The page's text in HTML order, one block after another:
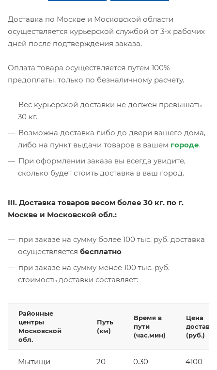
Доставка по Москве и Московской области
осуществляется курьерской службой от 3-х рабочих
дней после подтверждения заказа.
Оплата товара осуществляется путем 100%
предоплаты, только по безналичному расчету.
Вес курьерской доставки не должен превышать
30 кг.
Возможна доставка либо до двери вашего дома,
либо на пункт выдачи товаров в вашем городе.
При оформлении заказа вы всегда увидите,
сколько будет стоить доставка в ваш город.
III. Доставка товаров весом более 30 кг. по г.
Москве и Московской обл.:
при заказе на сумму более 100 тыс. руб. доставка
осуществляется бесплатно
при заказе на сумму менее 100 тыс. руб.
стоимость доставки составляет:
Районные
центры
Московской
обл.
Путь
(км)
Время в
пути
(час.мин)
Цена
(руб.)
Мытищи 20 0.30 4100